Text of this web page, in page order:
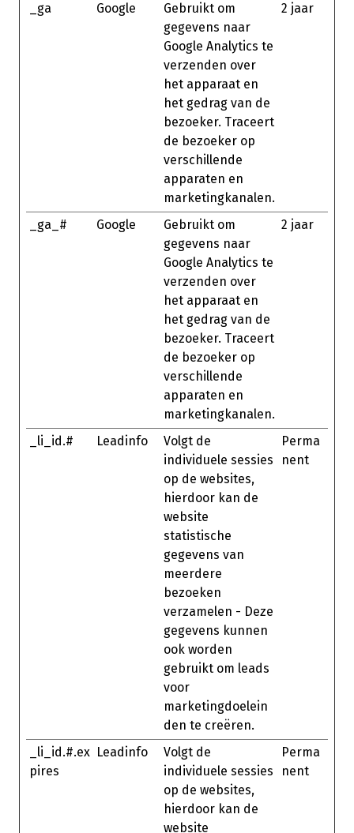
_ga Google
Gebruikt om
gegevens naar
Google Analytics te
verzenden over
het apparaat en
het gedrag van de
bezoeker. Traceert
de bezoeker op
verschillende
apparaten en
marketingkanalen.
2 jaar
_ga_# Google
Gebruikt om
gegevens naar
Google Analytics te
verzenden over
het apparaat en
het gedrag van de
bezoeker. Traceert
de bezoeker op
verschillende
apparaten en
marketingkanalen.
2 jaar
_li_id.# Leadinfo
Volgt de
individuele sessies
op de websites,
hierdoor kan de
website
statistische
gegevens van
meerdere
bezoeken
verzamelen - Deze
gegevens kunnen
ook worden
gebruikt om leads
voor
marketingdoelein
den te creëren.
Perma
nent
_li_id.#.ex
pires
Leadinfo
Volgt de
individuele sessies
op de websites,
hierdoor kan de
website
Perma
nent